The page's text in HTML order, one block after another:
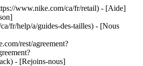
www.nike.com/ca/fr/retail) - [Aide]
fr/help/a/guides-des-tailles) - [Nous
rest/agreement?
- [Rejoins-nous]